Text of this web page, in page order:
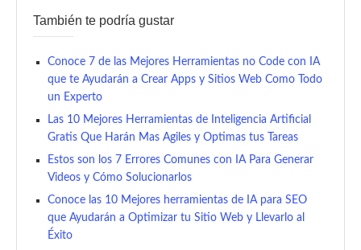
También te podría gustar
Conoce 7 de las Mejores Herramientas no Code con IA
que te Ayudarán a Crear Apps y Sitios Web Como Todo
un Experto
Las 10 Mejores Herramientas de Inteligencia Artificial
Gratis Que Harán Mas Agiles y Optimas tus Tareas
Estos son los 7 Errores Comunes con IA Para Generar
Videos y Cómo Solucionarlos
Conoce las 10 Mejores herramientas de IA para SEO
que Ayudarán a Optimizar tu Sitio Web y Llevarlo al
Éxito